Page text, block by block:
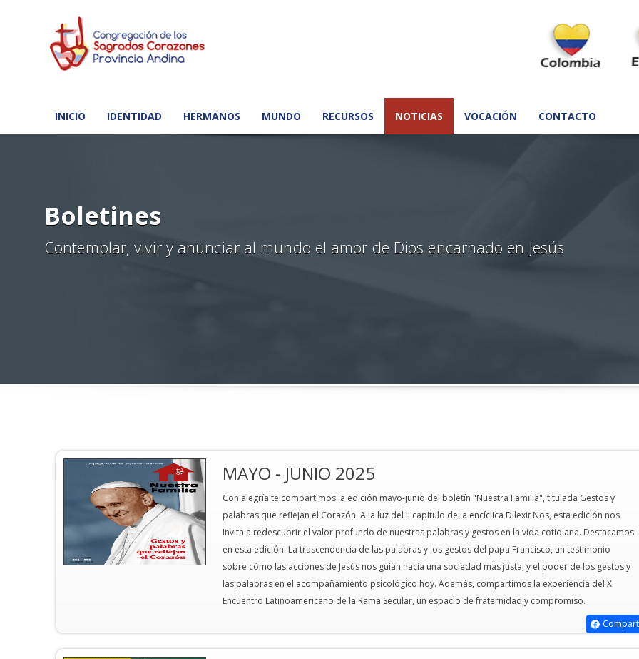
INICIO IDENTIDAD HERMANOS MUNDO RECURSOS NOTICIAS VOCACIÓN CONTACTO
Boletines
Contemplar, vivir y anunciar al mundo el amor de Dios encarnado en Jesús
MAYO - JUNIO 2025
Con alegría te compartimos la edición mayo-junio del boletín "Nuestra Familia", titulada Gestos y
palabras que reflejan el Corazón. A la luz del II capítulo de la encíclica Dilexit Nos, esta edición nos
invita a redescubrir el valor profundo de nuestras palabras y gestos en la vida cotidiana. Destacamos
en esta edición: La trascendencia de las palabras y los gestos del papa Francisco, un testimonio
sobre cómo las acciones de Jesús nos guían hacia una sociedad más justa, y el poder de los gestos y
las palabras en el acompañamiento psicológico hoy. Además, compartimos la experiencia del X
Encuentro Latinoamericano de la Rama Secular, un espacio de fraternidad y compromiso.
Invitación a la ordenación diaconal
del Hno. Luis Angel Nole sscc
Invitación
Leer más
Invitación a la ordenación
presbiteral del Hno. Luis Angel
Nole sscc La Congregación de los
Sagrados Corazones Provincia
Andina invitan a usted y su familia
a la ordenación presbiteral del
hermano Luis Angel Nole Curay
Salaverry O.P. obispo auxiliar de la
Arquidiócesis de Lima La
Invitación a la
del Hno. Cristhian
Congregación de
Corazones
a usted y su
ordenación
Cristhian Sullca
Monseñor Jorge
Rafael CSC,
de Chosica La